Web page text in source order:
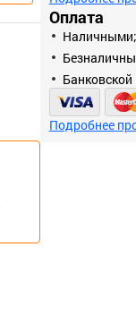
Оплата
Наличными;
Банковской
Подробнее